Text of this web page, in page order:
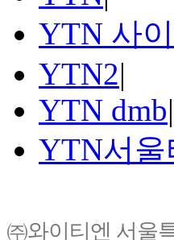
YTN 사
YTN2|
YTN dmb|
YTN서울
㈜와이티엔 서울